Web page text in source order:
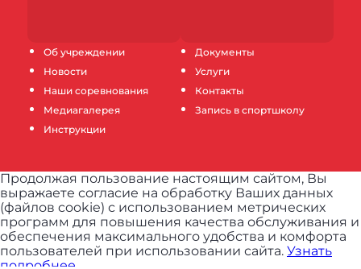
Об учреждении
Новости
Наши соревнования
Медиагалерея
Инструкции
Документы
Услуги
Контакты
Запись в спортшколу
Продолжая пользование настоящим сайтом, Вы
выражаете согласие на обработку Ваших данных
(файлов cookie) с использованием метрических
программ для повышения качества обслуживания и
обеспечения максимального удобства и комфорта
пользователей при использовании сайта. Узнать
подробнее.